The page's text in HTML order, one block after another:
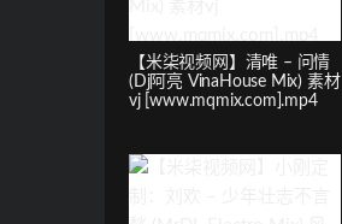
【米柒视频网】清唯 – 问情
(Dj阿亮 VinaHouse Mix) 素材
vj [www.mqmix.com].mp4